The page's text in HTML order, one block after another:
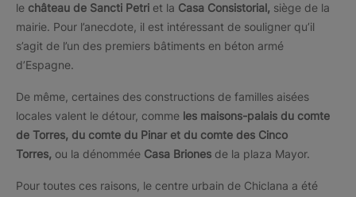
le château de Sancti Petri et la Casa Consistorial, siège de la
mairie. Pour l’anecdote, il est intéressant de souligner qu’il
s’agit de l’un des premiers bâtiments en béton armé
d’Espagne.
De même, certaines des constructions de familles aisées
locales valent le détour, comme les maisons-palais du comte
de Torres, du comte du Pinar et du comte des Cinco
Torres, ou la dénommée Casa Briones de la plaza Mayor.
Pour toutes ces raisons, le centre urbain de Chiclana a été